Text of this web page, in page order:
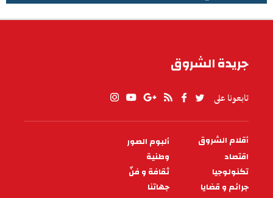
جريدة الشروق
تابعونا على
PIED
DE
PAGE
أقلام الشروق
ألبوم الصور
اقتصاد
وطنية
تكنولوجيا
ثقافة و فنّ
جرائم و قضايا
جهاتنا